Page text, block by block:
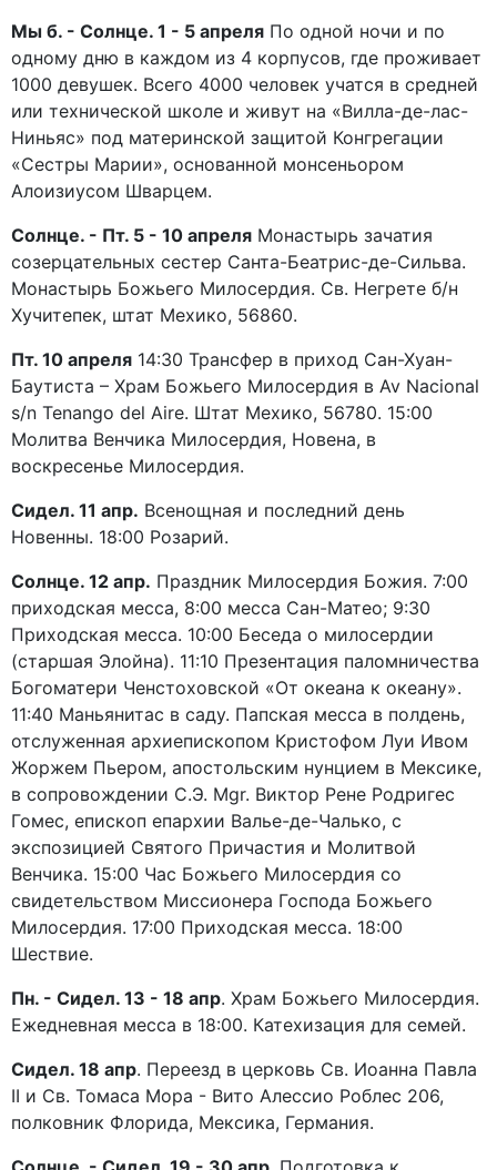
Мы б. - Солнце. 1 - 5 апреля По одной ночи и по
одному дню в каждом из 4 корпусов, где проживает
1000 девушек. Всего 4000 человек учатся в средней
или технической школе и живут на «Вилла-де-лас-
Ниньяс» под материнской защитой Конгрегации
«Сестры Марии», основанной монсеньором
Алоизиусом Шварцем.
Солнце. - Пт. 5 - 10 апреля Монастырь зачатия
созерцательных сестер Санта-Беатрис-де-Сильва.
Монастырь Божьего Милосердия. Св. Негрете б/н
Хучитепек, штат Мехико, 56860.
Пт. 10 апреля 14:30 Трансфер в приход Сан-Хуан-
Баутиста – Храм Божьего Милосердия в Av Nacional
s/n Tenango del Aire. Штат Мехико, 56780. 15:00
Молитва Венчика Милосердия, Новена, в
воскресенье Милосердия.
Сидел. 11 апр. Всенощная и последний день
Новенны. 18:00 Розарий.
Солнце. 12 апр. Праздник Милосердия Божия. 7:00
приходская месса, 8:00 месса Сан-Матео; 9:30
Приходская месса. 10:00 Беседа о милосердии
(старшая Элойна). 11:10 Презентация паломничества
Богоматери Ченстоховской «От океана к океану».
11:40 Маньянитас в саду. Папская месса в полдень,
отслуженная архиепископом Кристофом Луи Ивом
Жоржем Пьером, апостольским нунцием в Мексике,
в сопровождении С.Э. Mgr. Виктор Рене Родригес
Гомес, епископ епархии Валье-де-Чалько, с
экспозицией Святого Причастия и Молитвой
Венчика. 15:00 Час Божьего Милосердия со
свидетельством Миссионера Господа Божьего
Милосердия. 17:00 Приходская месса. 18:00
Шествие.
Пн. - Сидел. 13 - 18 апр. Храм Божьего Милосердия.
Ежедневная месса в 18:00. Катехизация для семей.
Сидел. 18 апр. Переезд в церковь Св. Иоанна Павла
II и Св. Томаса Мора - Вито Алессио Роблес 206,
полковник Флорида, Мексика, Германия.